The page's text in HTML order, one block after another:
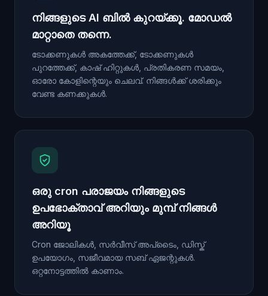
നിങ്ങളുടെ AI ബിൽ കുറയ്ക്കൂ. മോഡൽ
മാറ്റാതെ തന്നെ.
ടോക്കണുകൾ അകത്തേക്ക്, ടോക്കണുകൾ
പുറത്തേക്ക്, കാഷ് ഹിറ്റുകൾ, പ്രതികരണ സമയം,
ഓരോ കോളിന്റെയും ചെലവ്. നിങ്ങൾക്ക് ശരിക്കും
വേണ്ട കണക്കുകൾ.
ഒരു cron പരാജയം നിങ്ങളുടെ
ഉപഭോക്താവ് അറിയും മുമ്പ് നിങ്ങൾ
അറിയൂ
Cron ജോലികൾ, സർവീസ് അപ്‌ടൈം, ഡിസ്ക്
ഉപയോഗം, സജീവമായ സബ് ഏജന്റുകൾ.
ഒറ്റനോട്ടത്തിൽ കാണാം.